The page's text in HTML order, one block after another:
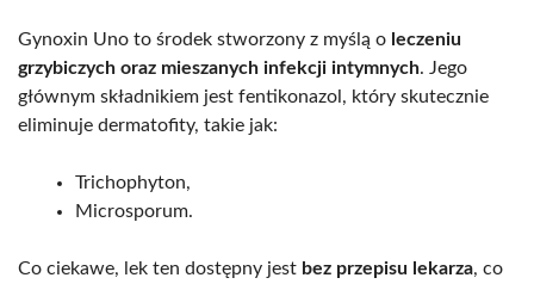
Gynoxin Uno to środek stworzony z myślą o leczeniu
grzybiczych oraz mieszanych infekcji intymnych. Jego
głównym składnikiem jest fentikonazol, który skutecznie
eliminuje dermatofity, takie jak:
Trichophyton,
Microsporum.
Co ciekawe, lek ten dostępny jest bez przepisu lekarza, co